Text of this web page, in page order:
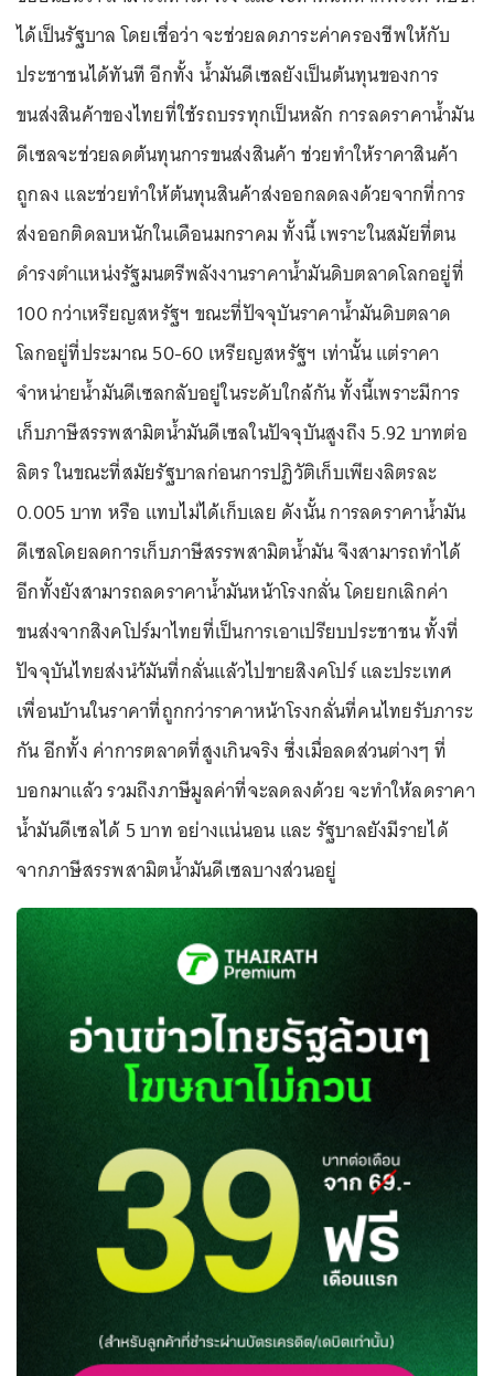
ได้เป็นรัฐบาล โดยเชื่อว่า จะช่วยลดภาระค่าครองชีพให้กับ
ประชาชนได้ทันที อีกทั้ง น้ำมันดีเซลยังเป็นต้นทุนของการ
ขนส่งสินค้าของไทยที่ใช้รถบรรทุกเป็นหลัก การลดราคาน้ำมัน
ดีเซลจะช่วยลดต้นทุนการขนส่งสินค้า ช่วยทำให้ราคาสินค้า
ถูกลง และช่วยทำให้ต้นทุนสินค้าส่งออกลดลงด้วยจากที่การ
ส่งออกติดลบหนักในเดือนมกราคม ทั้งนี้ เพราะในสมัยที่ตน
ดำรงตำแหน่งรัฐมนตรีพลังงานราคาน้ำมันดิบตลาดโลกอยู่ที่
100 กว่าเหรียญสหรัฐฯ ขณะที่ปัจจุบันราคาน้ำมันดิบตลาด
โลกอยู่ที่ประมาณ 50-60 เหรียญสหรัฐฯ เท่านั้น แต่ราคา
จำหน่ายน้ำมันดีเซลกลับอยู่ในระดับใกล้กัน ทั้งนี้เพราะมีการ
เก็บภาษีสรรพสามิตน้ำมันดีเซลในปัจจุบันสูงถึง 5.92 บาทต่อ
ลิตร ในขณะที่สมัยรัฐบาลก่อนการปฏิวัติเก็บเพียงลิตรละ
0.005 บาท หรือ แทบไม่ได้เก็บเลย ดังนั้น การลดราคาน้ำมัน
ดีเซลโดยลดการเก็บภาษีสรรพสามิตน้ำมัน จึงสามารถทำได้
อีกทั้งยังสามารถลดราคาน้ำมันหน้าโรงกลั่น โดยยกเลิกค่า
ขนส่งจากสิงคโปร์มาไทยที่เป็นการเอาเปรียบประชาชน ทั้งที่
ปัจจุบันไทยส่งนำ้มันที่กลั่นแล้วไปขายสิงคโปร์ และประเทศ
เพื่อนบ้านในราคาที่ถูกกว่าราคาหน้าโรงกลั่นที่คนไทยรับภาระ
กัน อีกทั้ง ค่าการตลาดที่สูงเกินจริง ซึ่งเมื่อลดส่วนต่างๆ ที่
บอกมาแล้ว รวมถึงภาษีมูลค่าที่จะลดลงด้วย จะทำให้ลดราคา
น้ำมันดีเซลได้ 5 บาท อย่างแน่นอน และ รัฐบาลยังมีรายได้
จากภาษีสรรพสามิตน้ำมันดีเซลบางส่วนอยู่